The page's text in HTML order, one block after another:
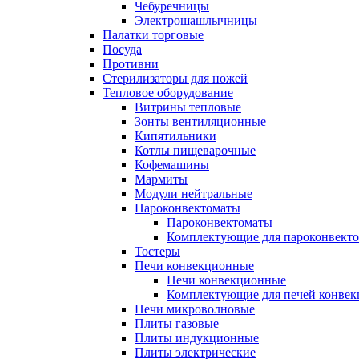
Чебуречницы
Электрошашлычницы
Палатки торговые
Посуда
Противни
Стерилизаторы для ножей
Тепловое оборудование
Витрины тепловые
Зонты вентиляционные
Кипятильники
Котлы пищеварочные
Кофемашины
Мармиты
Модули нейтральные
Пароконвектоматы
Пароконвектоматы
Комплектующие для
Тостеры
Печи конвекционные
Печи конвекционные
Комплектующие для печей
Печи микроволновые
Плиты газовые
Плиты индукционные
Плиты электрические